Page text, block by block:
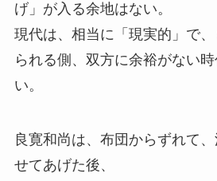
げ」が入る余地はない。
現代は、相当に「現実的」で
られる側、双方に余裕がない
い。
良寛和尚は、布団からずれて
せてあげた後、